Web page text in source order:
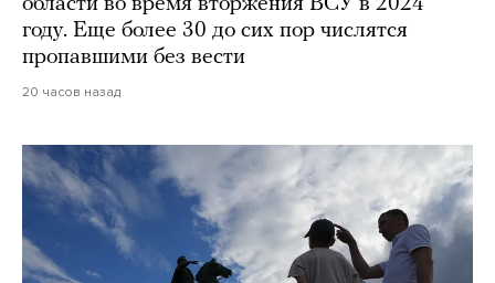
году. Еще более 30 до сих пор числятся
пропавшими без вести
20 часов назад